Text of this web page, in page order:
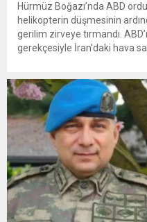
Hürmüz Boğazı’nda ABD
helikopterin düşmesinin
gerilim zirveye tırmandı.
gerekçesiyle İran’daki hava
yeni bir ABD saldırısına